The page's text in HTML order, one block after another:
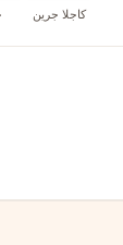
كاجلا جرين